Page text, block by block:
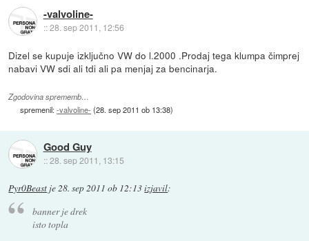
-valvoline-
::28. sep 2011, 12:56
Dizel se kupuje izključno VW do l.2000 .Prodaj tega klumpa čimprej
nabavi VW sdi ali tdi ali pa menjaj za bencinarja.
Zgodovina sprememb…
spremenil:-valvoline- (28. sep 2011 ob 13:38)
Good Guy
::28. sep 2011, 13:15
Pyr0Beast je28. sep 2011 ob 12:13izjavil:
banner je drek
isto topla